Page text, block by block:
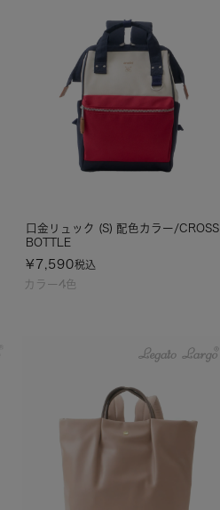
カラー4色
口金リュック (S) 配色カラー/CROSS
BOTTLE
¥ 7,590税込